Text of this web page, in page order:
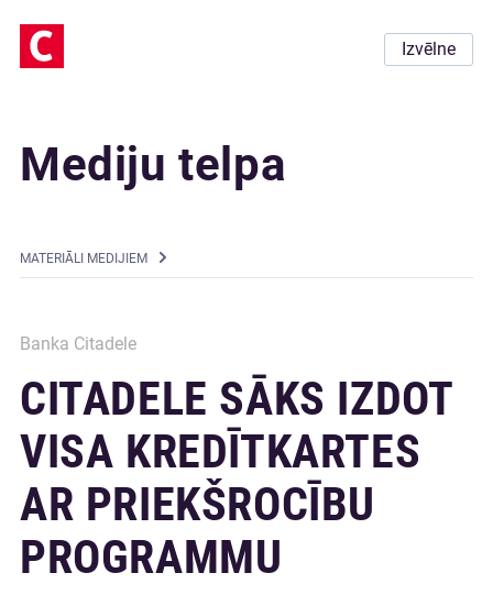
Izvēlne
Mediju telpa
MATERIĀLI MEDIJIEM
Banka Citadele
CITADELE SĀKS IZDOT
VISA KREDĪTKARTES
AR PRIEKŠROCĪBU
PROGRAMMU